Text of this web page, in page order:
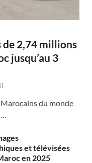
2,74 millions
jusqu’au 3
Marocains du monde
…
et télévisées
en 2025